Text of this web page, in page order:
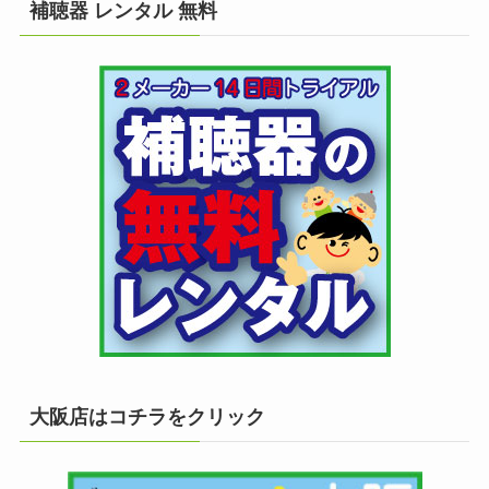
補聴器 レンタル 無料
大阪店はコチラをクリック